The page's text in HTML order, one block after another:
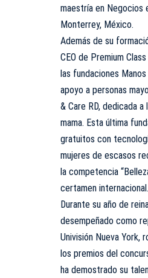
maestría en Negocios
Monterrey, México.
Además de su
CEO de Premium
las fundaciones
apoyo a personas
& Care RD, dedicada
mama. Esta última
gratuitos con
mujeres de escasos
la competencia
certamen internacional.
Durante su año de
desempeñado como
Univisión Nueva York,
los premios del
ha demostrado su